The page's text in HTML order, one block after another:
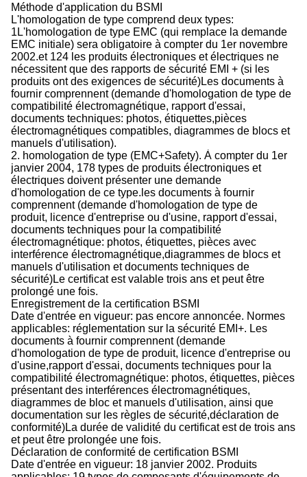
Méthode d'application du BSMI
L'homologation de type comprend deux types:
1L'homologation de type EMC (qui remplace la demande
EMC initiale) sera obligatoire à compter du 1er novembre
2002.et 124 les produits électroniques et électriques ne
nécessitent que des rapports de sécurité EMI + (si les
produits ont des exigences de sécurité)Les documents à
fournir comprennent (demande d'homologation de type de
compatibilité électromagnétique, rapport d'essai,
documents techniques: photos, étiquettes,pièces
électromagnétiques compatibles, diagrammes de blocs et
manuels d'utilisation).
2. homologation de type (EMC+Safety). À compter du 1er
janvier 2004, 178 types de produits électroniques et
électriques doivent présenter une demande
d'homologation de ce type.les documents à fournir
comprennent (demande d'homologation de type de
produit, licence d'entreprise ou d'usine, rapport d'essai,
documents techniques pour la compatibilité
électromagnétique: photos, étiquettes, pièces avec
interférence électromagnétique,diagrammes de blocs et
manuels d'utilisation et documents techniques de
sécurité)Le certificat est valable trois ans et peut être
prolongé une fois.
Enregistrement de la certification BSMI
Date d'entrée en vigueur: pas encore annoncée. Normes
applicables: réglementation sur la sécurité EMI+. Les
documents à fournir comprennent (demande
d'homologation de type de produit, licence d'entreprise ou
d'usine,rapport d'essai, documents techniques pour la
compatibilité électromagnétique: photos, étiquettes, pièces
présentant des interférences électromagnétiques,
diagrammes de bloc et manuels d'utilisation, ainsi que
documentation sur les règles de sécurité,déclaration de
conformité)La durée de validité du certificat est de trois ans
et peut être prolongée une fois.
Déclaration de conformité de certification BSMI
Date d'entrée en vigueur: 18 janvier 2002. Produits